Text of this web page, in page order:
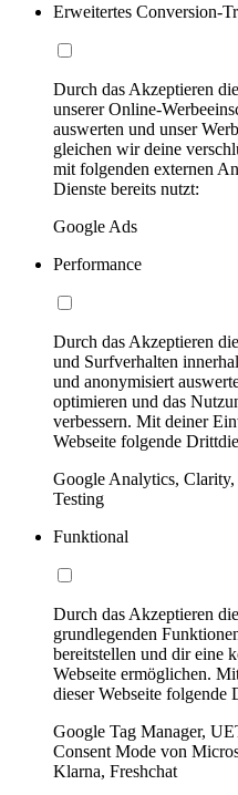
Erweitertes Conversion-
Durch das Akzeptieren
unserer Online-
auswerten und unser
gleichen wir deine
mit folgenden externen
Dienste bereits nutzt:
Google Ads
Performance
Durch das Akzeptieren
und Surfverhalten
und anonymisiert
optimieren und das
verbessern. Mit deiner
Webseite folgende
Google Analytics,
Testing
Funktional
Durch das Akzeptieren
grundlegenden
bereitstellen und dir eine
Webseite ermöglichen.
dieser Webseite folgende
Google Tag Manager,
Consent Mode von
Klarna, Freshchat